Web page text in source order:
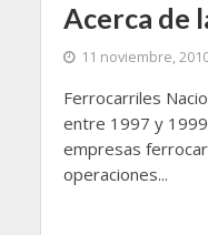
Acerca de
11 noviembre,
Ferrocarriles
entre 1997 y
empresas
operaciones...